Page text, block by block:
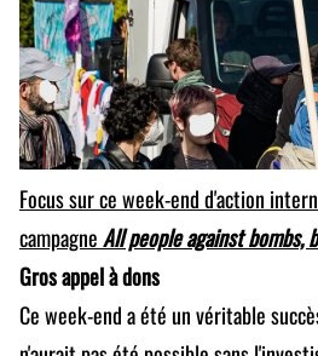
Focus sur ce week-end d'action
campagneAll people against bombs,
Gros appel à dons
Ce week-end a été un véritable